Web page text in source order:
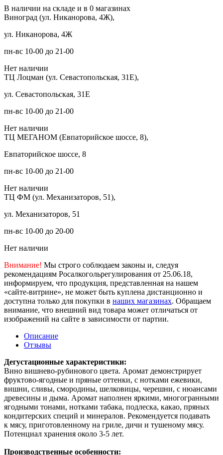
В наличии на складе и в 0 магазинах
Виноград (ул. Никанорова, 4Ж),
ул. Никанорова, 4Ж
пн-вс 10-00 до 21-00
Нет наличии
ТЦ Лоцман (ул. Севастопольская, 31Е),
ул. Севастопольская, 31Е
пн-вс 10-00 до 21-00
Нет наличии
ТЦ МЕГАНОМ (Евпаторийское шоссе, 8),
Евпаторийское шоссе, 8
пн-вс 10-00 до 21-00
Нет наличии
ТЦ ФМ (ул. Механизаторов, 51),
ул. Механизаторов, 51
пн-вс 10-00 до 20-00
Нет наличии
Внимание! Мы строго соблюдаем законы и, следуя
рекомендациям Росалкогольрегулирования от 25.06.18,
информируем, что продукция, представленная на нашем
«сайте-витрине», не может быть куплена дистанционно и
доступна только для покупки в наших магазинах. Обращаем
внимание, что внешний вид товара может отличаться от
изображений на сайте в зависимости от партии.
Описание
Отзывы
Дегустационные характеристики:
Вино вишнево-рубинового цвета. Аромат демонстрирует
фруктово-ягодные и пряные оттенки, с нотками ежевики,
вишни, сливы, смородины, шелковицы, черешни, с нюансами
древесины и дыма. Аромат наполнен яркими, многогранными
ягодными тонами, нотками табака, подлеска, какао, пряных
кондитерских специй и минералов. Рекомендуется подавать
к мясу, приготовленному на гриле, дичи и тушеному мясу.
Потенциал хранения около 3-5 лет.
Производственные особенности: